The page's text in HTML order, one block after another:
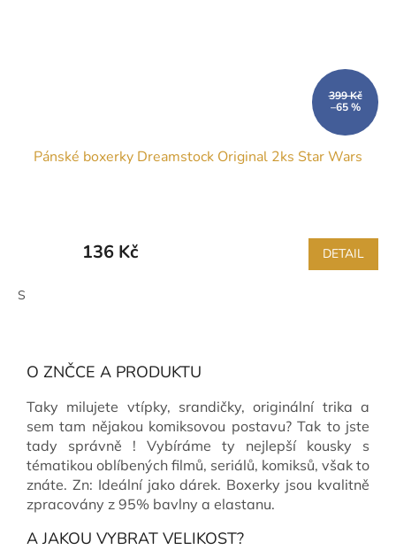
399 Kč
–65 %
Pánské boxerky Dreamstock Original 2ks Star Wars
136 Kč DETAIL
S
O ZNČCE A PRODUKTU
Taky milujete vtípky, srandičky, originální trika a
sem tam nějakou komiksovou postavu? Tak to jste
tady správně ! Vybíráme ty nejlepší kousky s
tématikou oblíbených filmů, seriálů, komiksů, však to
znáte. Zn: Ideální jako dárek. Boxerky jsou kvalitně
zpracovány z 95% bavlny a elastanu.
A JAKOU VYBRAT VELIKOST?